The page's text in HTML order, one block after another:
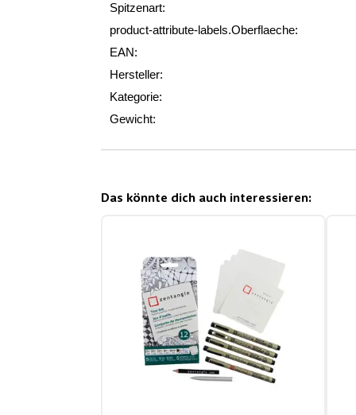
Spitzenart:
product-attribute-labels.Oberflaeche:
EAN:
Hersteller:
Kategorie:
Gewicht:
Das könnte dich auch interessieren: